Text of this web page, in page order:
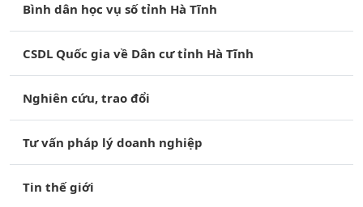
Bình dân học vụ số tỉnh Hà Tĩnh
CSDL Quốc gia về Dân cư tỉnh Hà Tĩnh
Nghiên cứu, trao đổi
Tư vấn pháp lý doanh nghiệp
Tin thế giới